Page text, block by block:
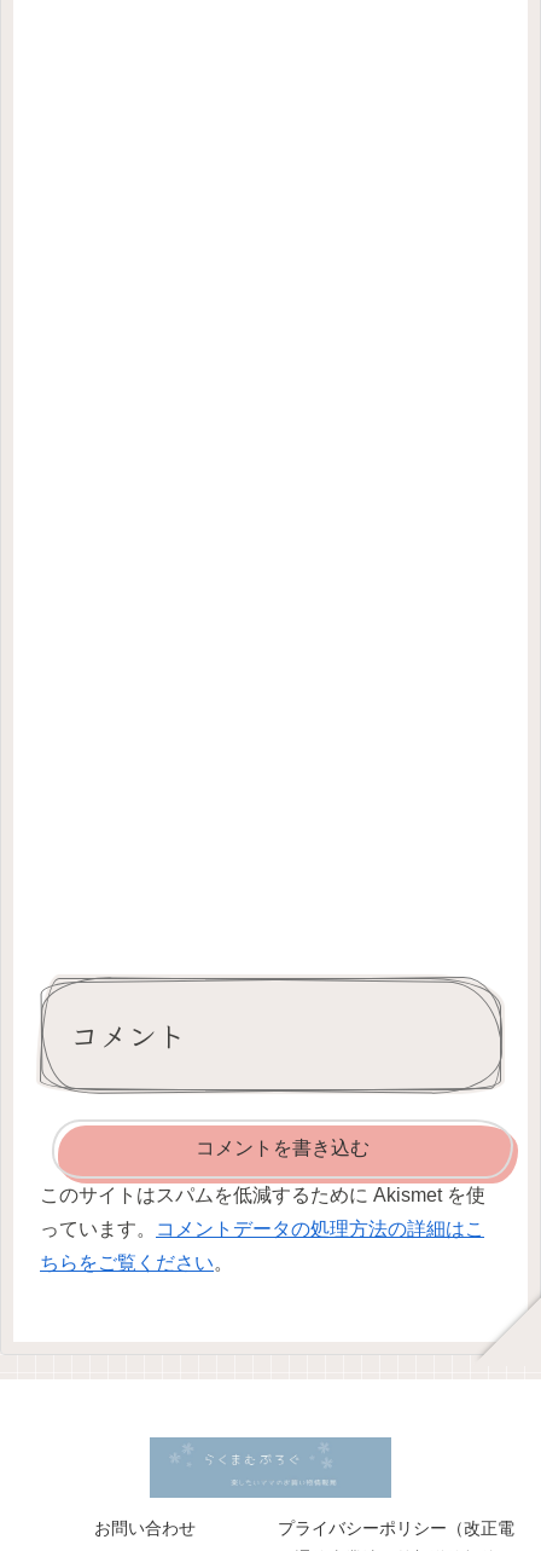
コメント
コメントを書き込む
このサイトはスパムを低減するために Akismet を使
っています。
コメントデータの処理方法の詳細はこ
ちらをご覧ください。
お問い合わせ
プライバシーポリシー（改正電